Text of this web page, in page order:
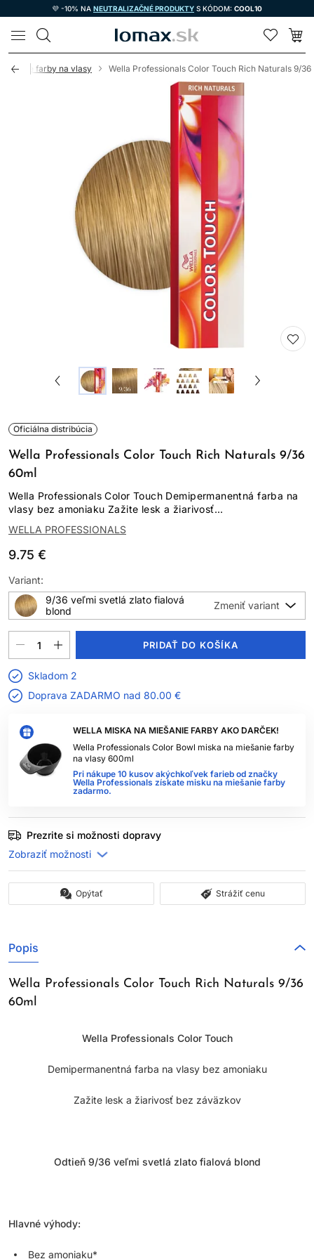
💜 -10% NA NEUTRALIZAČNÉ PRODUKTY S KÓDOM: COOL10
LOMAX
farby na vlasy Wella Professionals Color Touch Rich Naturals 9/36
Oficiálna distribúcia
Wella Professionals Color Touch Rich Naturals 9/36
60ml
Wella Professionals Color Touch Demipermanentná farba na
vlasy bez amoniaku Zažite lesk a žiarivosť...
WELLA PROFESSIONALS
9.75 €
WELLA MISKA NA MIEŠANIE FARBY AKO DARČEK!
Wella Professionals Color Bowl miska na miešanie farby
na vlasy 600ml
Pri nákupe 10 kusov akýchkoľvek farieb od značky
Wella Professionals získate misku na miešanie farby
zadarmo.
Variant:
9/36 veľmi svetlá zlato fialová
blond
PRIDAŤ DO KOŠÍKA
Skladom 2
Doprava ZADARMO nad 80.00 €
Prezrite si možnosti dopravy
Opýtať Strážiť cenu
Popis
Wella Professionals Color Touch Rich Naturals 9/36
60ml
Wella Professionals Color Touch
Demipermanentná farba na vlasy bez amoniaku
Zažite lesk a žiarivosť bez záväzkov
Odtieň 9/36 veľmi svetlá zlato fialová blond
Hlavné výhody:
Bez amoniaku*